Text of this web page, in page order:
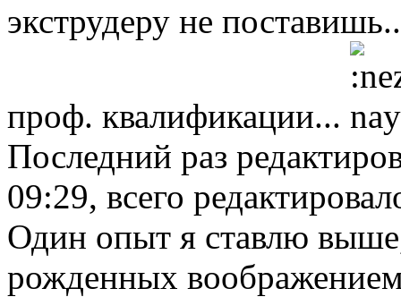
экструдеру не
проф. квалификации...
Последний раз
09:29, всего
Один опыт я ставлю
рожденных